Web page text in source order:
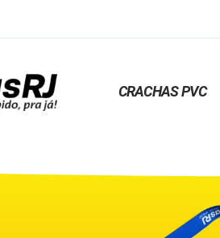
CRACHAS PVC